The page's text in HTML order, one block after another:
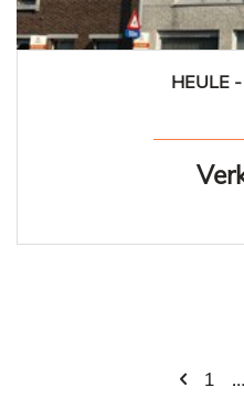
109 m²
HEULE
1 …